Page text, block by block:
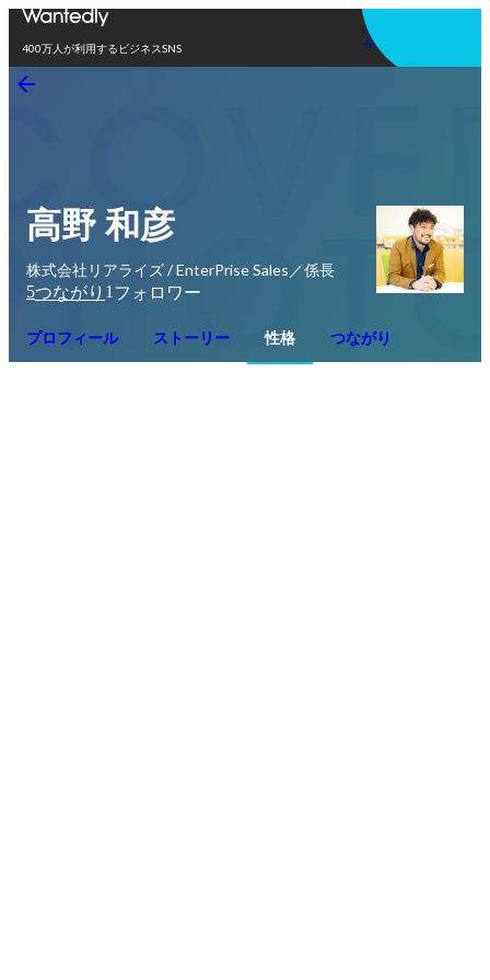
400万人が利用するビジネスSNS
アプリを使う
高野 和彦
株式会社リアライズ / EnterPrise Sales／係長
5つながり 1 フォロワー
プロフィール ストーリー 性格 つながり